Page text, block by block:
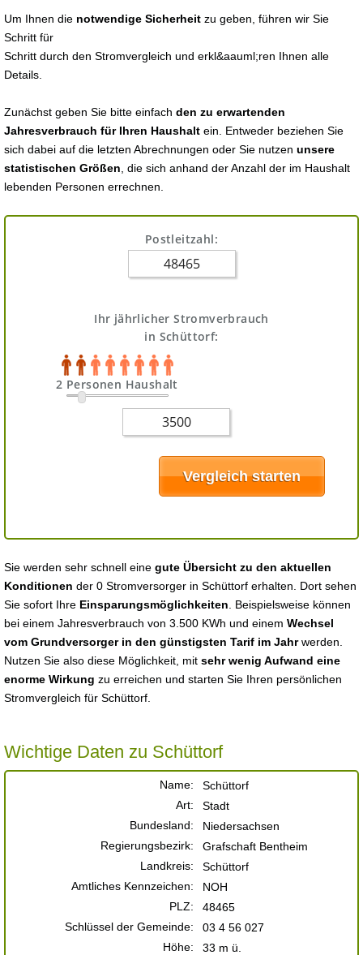
Um Ihnen die notwendige Sicherheit zu geben, führen wir Sie
Schritt für
Schritt durch den Stromvergleich und erkl&aauml;ren Ihnen alle
Details.
Zunächst geben Sie bitte einfach den zu erwartenden
Jahresverbrauch für Ihren Haushalt ein. Entweder beziehen Sie
sich dabei auf die letzten Abrechnungen oder Sie nutzen unsere
statistischen Größen , die sich anhand der Anzahl der im Haushalt
lebenden Personen errechnen.
Postleitzahl:
Ihr jährlicher Stromverbrauch
in Schüttorf:
2 Personen Haushalt
Sie werden sehr schnell eine gute Übersicht zu den aktuellen
Konditionen der 0 Stromversorger in Schüttorf erhalten. Dort sehen
Sie sofort Ihre Einsparungsmöglichkeiten . Beispielsweise können
bei einem Jahresverbrauch von 3.500 KWh und einem Wechsel
vom Grundversorger in den günstigsten Tarif im Jahrwerden.
Nutzen Sie also diese Möglichkeit, mit sehr wenig Aufwand eine
enorme Wirkung zu erreichen und starten Sie Ihren persönlichen
Stromvergleich für Schüttorf.
Wichtige Daten zu Schüttorf
Name:
Schüttorf
Art:
Stadt
Bundesland:
Niedersachsen
Regierungsbezirk:
Grafschaft Bentheim
Landkreis:
Schüttorf
Amtliches Kennzeichen:
NOH
PLZ:
48465
Schlüssel der Gemeinde:
03 4 56 027
Höhe:
33 m ü.